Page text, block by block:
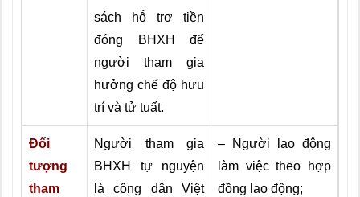
sách hỗ trợ tiền
đóng BHXH để
người tham gia
hưởng chế độ hưu
trí và tử tuất.
Đối
tượng
tham
Người tham gia
BHXH tự nguyện
là công dân Việt
– Người lao động
làm việc theo hợp
đồng lao động;